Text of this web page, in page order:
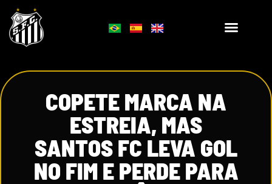
COPETE MARCA NA
ESTREIA, MAS
SANTOS FC LEVA GOL
NO FIM E PERDE PARA